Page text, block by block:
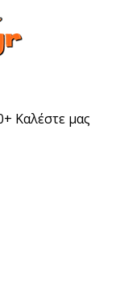
Καλέστε μας